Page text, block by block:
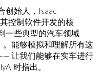
创始人，Isaac
控制软件开发的核
一些典型的汽车领域
。能够模拟和理解所有这
让我们能够在实车进行
时指出。